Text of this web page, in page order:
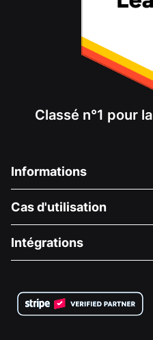
Classé n°1 pour
Informations
À propos de nous
Carrières
Confidentialité
Cas d'utilisation
Collecte de fonds médicale
Collecte de fonds caritative
Intégrations
Plugin de don Wix